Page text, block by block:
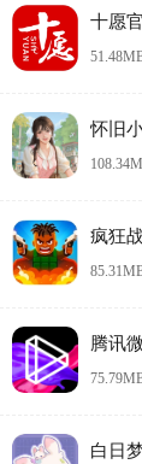
十愿
怀旧
疯狂
腾讯
白日